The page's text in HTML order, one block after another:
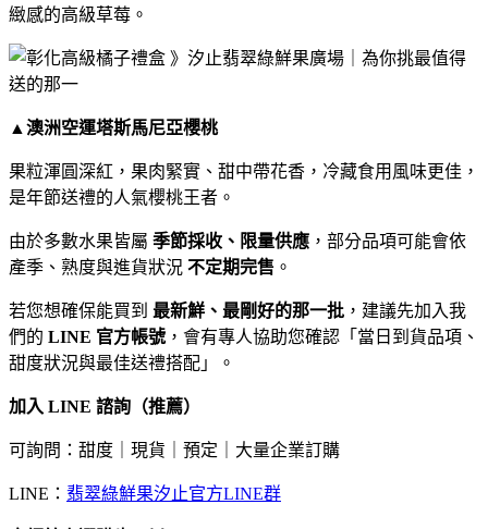
緻感的高級草莓。
▲ 澳洲空運塔斯馬尼亞櫻桃
果粒渾圓深紅，果肉緊實、甜中帶花香，冷藏食用風味更佳，
是年節送禮的人氣櫻桃王者。
由於多數水果皆屬 季節採收、限量供應 ，部分品項可能會依
產季、熟度與進貨狀況 不定期完售 。
若您想確保能買到 最新鮮、最剛好的那一批 ，建議先加入我
們的 LINE 官方帳號，會有專人協助您確認「當日到貨品項、
甜度狀況與最佳送禮搭配」。
加入 LINE 諮詢（推薦）
可詢問：甜度｜現貨｜預定｜大量企業訂購
LINE： 翡翠綠鮮果汐止官方LINE群